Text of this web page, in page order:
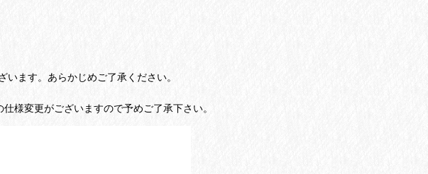
ます。あらかじめご了承ください。
様変更がございますので予めご了承下さい。